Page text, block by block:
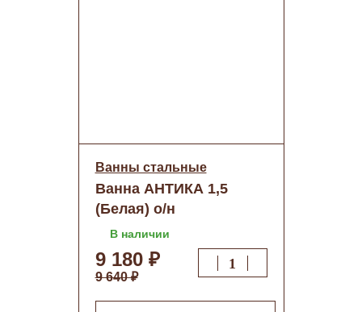
Ванны стальные
Ванна АНТИКА 1,5
(Белая) о/н
В наличии
9 180 ₽
9 640 ₽